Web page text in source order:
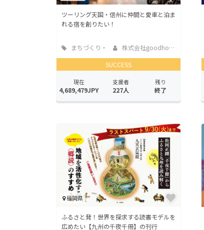
ツーリング天国・信州に仲間と愛車と泊ま
れる宿を創りたい！
まちづくり・
地域活性化
株式会社goodhood
SUCCESS
現在
4,689,479JPY
支援者
227人
残り
終了
福岡県
ふるさと発！世界を探求する読書モデルを
広めたい【九州の千夜千冊】の刊行